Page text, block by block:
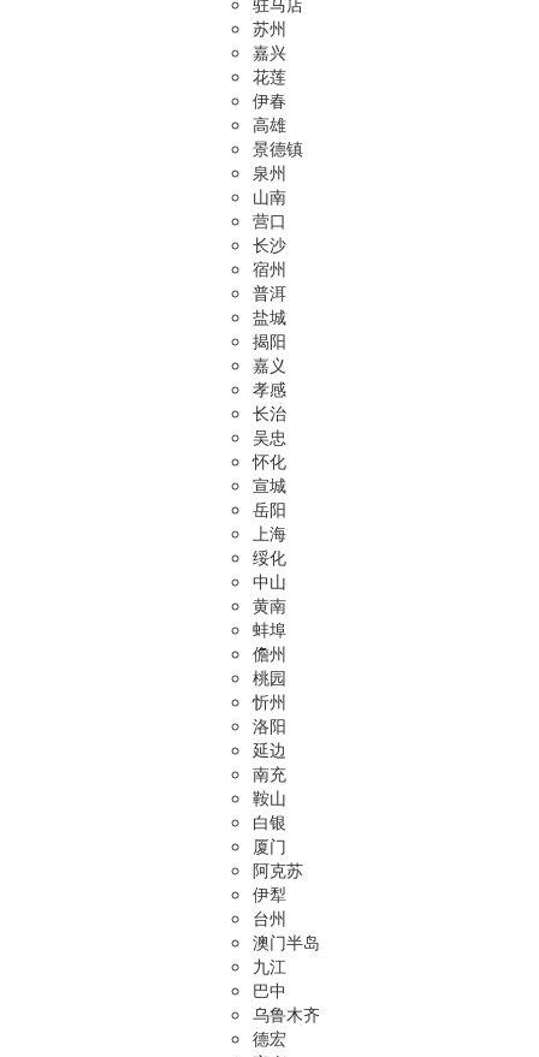
苏州
嘉兴
花莲
伊春
高雄
景德镇
泉州
山南
营口
长沙
宿州
普洱
盐城
揭阳
嘉义
孝感
长治
吴忠
怀化
宣城
岳阳
上海
绥化
中山
黄南
蚌埠
儋州
桃园
忻州
洛阳
延边
南充
鞍山
白银
厦门
阿克苏
伊犁
台州
澳门半岛
九江
巴中
乌鲁木齐
德宏